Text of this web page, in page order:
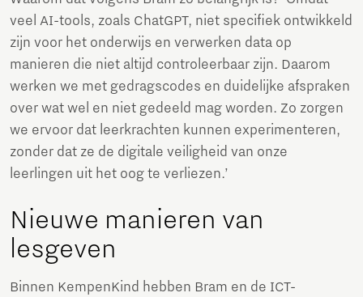
veel AI-tools, zoals ChatGPT, niet specifiek ontwikkeld
zijn voor het onderwijs en verwerken data op
manieren die niet altijd controleerbaar zijn. Daarom
werken we met gedragscodes en duidelijke afspraken
over wat wel en niet gedeeld mag worden. Zo zorgen
we ervoor dat leerkrachten kunnen experimenteren,
zonder dat ze de digitale veiligheid van onze
leerlingen uit het oog te verliezen.’
Nieuwe manieren van
lesgeven
Binnen KempenKind hebben Bram en de ICT-